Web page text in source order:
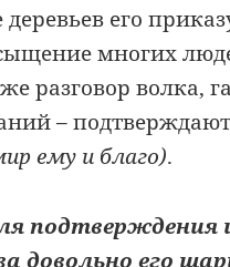
его
многих
разговор волка,
–
ему и благо).
подтверждения
довольно его